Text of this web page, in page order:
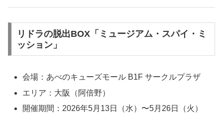
リドラの脱出BOX「ミュージアム・スパイ・ミ
ッション」
会場：あべのキューズモール B1F サークルプラザ
エリア：大阪（阿倍野）
開催期間：2026年5月13日（水）〜5月26日（火）